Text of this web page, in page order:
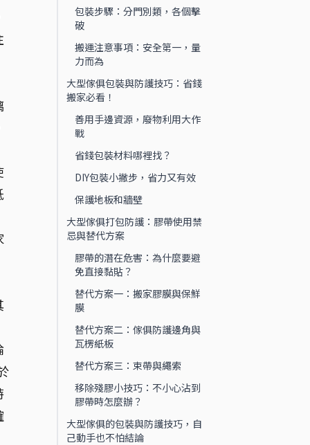
包裝步驟：分門別類，各個擊
破
搬運注意事項：安全第一，量
力而為
大型傢俱包裝與防護技巧：省錢
搬家必看！
善用手邊資源，廢物利用大作
戰
省錢包裝材料哪裡找？
DIY包裝小撇步，省力又有效
保護地板和牆壁
大型傢俱打包防護：膠帶使用禁
忌與替代方案
膠帶的潛在危害：為什麼要避
免直接黏貼？
替代方案一：搬家膠膜與保鮮
膜
替代方案二：傢俱防護邊角與
瓦楞紙板
替代方案三：束帶與繩索
移除殘膠小技巧：不小心沾到
膠帶時怎麼辦？
大型傢俱的包裝與防護技巧，自
己動手也不怕結論